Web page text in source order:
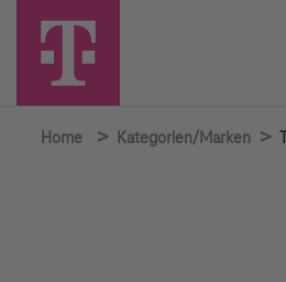
Home > Kategorien/Marken >